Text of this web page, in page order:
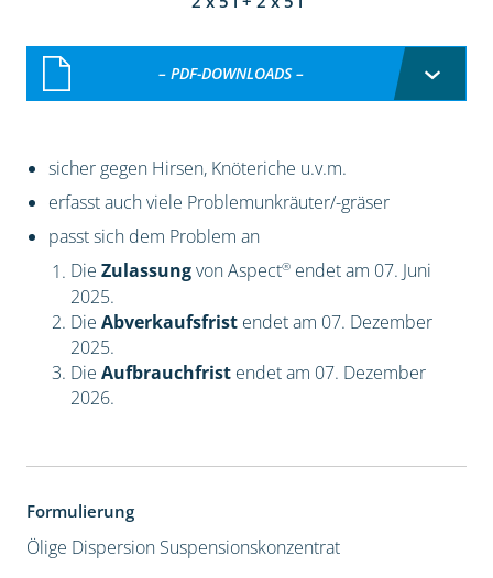
– PDF-DOWNLOADS –
sicher gegen Hirsen, Knöteriche u.v.m.
erfasst auch viele Problemunkräuter/-gräser
passt sich dem Problem an
Die Zulassungvon Aspect®endet am 07. Juni
2025.
Die Abverkaufsfrist endet am 07. Dezember
2025.
Die Aufbrauchfrist endet am 07. Dezember
2026.
Formulierung
Ölige Dispersion Suspensionskonzentrat